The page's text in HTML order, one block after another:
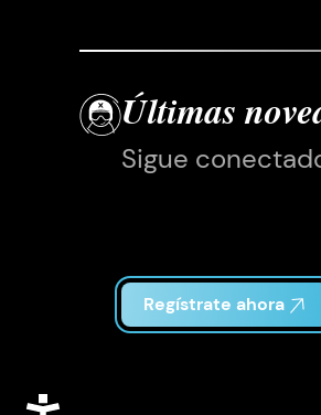
Últimas
Sigue
Regístrate ahora